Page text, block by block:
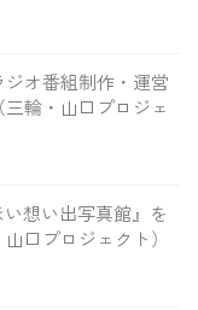
オ番組制作・運営
輪・山口プロジェ
想い出写真館』を
口プロジェクト）